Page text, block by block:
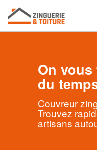
On
du
Couvreur
Trouvez
artisans